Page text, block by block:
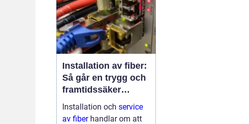
Installation av fiber:
Så går en trygg och
framtidssäker
lösning till
Installation och service
av fiberhandlar om att